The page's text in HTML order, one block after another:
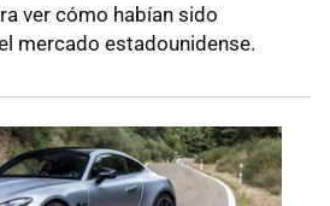
ver cómo habían sido
mercado estadounidense.